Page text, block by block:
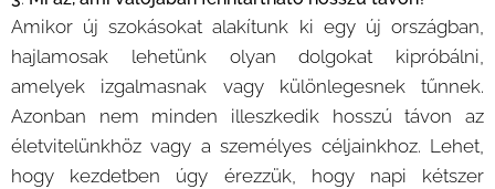
Amikor új szokásokat alakítunk ki egy új országban,
hajlamosak lehetünk olyan dolgokat kipróbálni,
amelyek izgalmasnak vagy különlegesnek tűnnek.
Azonban nem minden illeszkedik hosszú távon az
életvitelünkhöz vagy a személyes céljainkhoz. Lehet,
hogy kezdetben úgy érezzük, hogy napi kétszer